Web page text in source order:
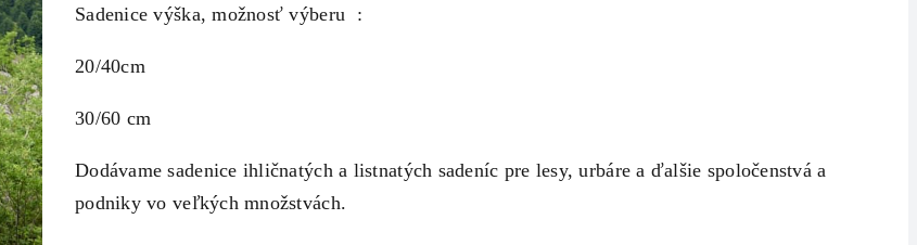
Sadenice výška, možnosť výberu :
20/40cm
30/60 cm
Dodávame sadenice ihličnatých a listnatých sadeníc pre lesy, urbáre a ďalšie spoločenstvá a
podniky vo veľkých množstvách.